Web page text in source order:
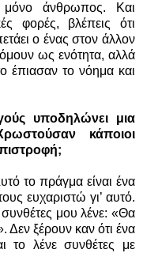
άνθρωπος. Και
φορές, βλέπεις ότι
ο ένας στον άλλον
ως ενότητα, αλλά
έπιασαν το νόημα και
υποδηλώνει μια
κάποιοι
το πράγμα είναι ένα
ευχαριστώ γι’ αυτό.
μου λένε: «Θα
Δεν ξέρουν καν ότι ένα
το λένε συνθέτες με